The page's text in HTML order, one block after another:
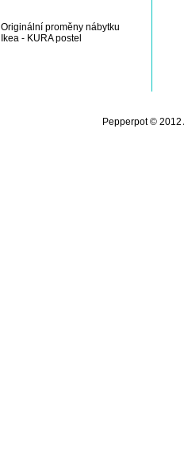
Originální proměny nábytku
Ikea - KURA postel
Pepperpot ©